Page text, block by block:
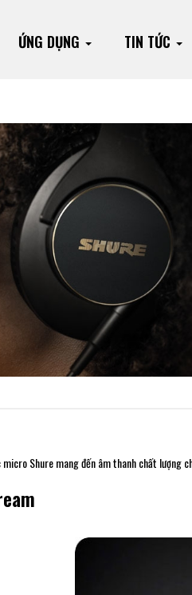
ỨNG DỤNG TIN TỨC
Shure mang đến âm thanh chất lượng